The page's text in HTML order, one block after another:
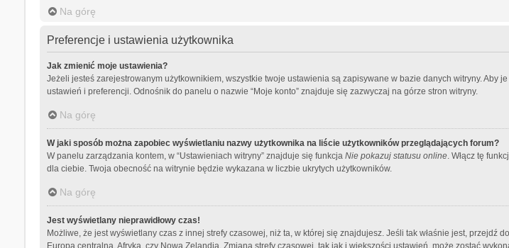
Na górę
Preferencje i ustawienia użytkownika
Jak zmienić moje ustawienia?
Jeżeli jesteś zarejestrowanym użytkownikiem, wszystkie twoje ustawienia są zapisywane w bazie danych witryny.
ustawień i preferencji. Odnośnik do panelu o nazwie “Moje konto” znajduje się zazwyczaj na górze stron witryny.
Na górę
W jaki sposób można zapobiec wyświetlaniu nazwy użytkownika na liście użytkowników przeglądających forum?
W panelu zarządzania kontem, w “Ustawieniach witryny” znajduje się funkcja Nie pokazuj statusu online. Włącz tę
dla ciebie. Twoja obecność na witrynie będzie wykazana w liczbie ukrytych użytkowników.
Na górę
Jest wyświetlany nieprawidłowy czas!
Możliwe, że jest wyświetlany czas z innej strefy czasowej, niż ta, w której się znajdujesz. Jeśli tak właśnie jest,
Europa centralna, Afryka, czy Nowa Zelandia. Zmiana strefy czasowej, tak jak i większości ustawień, może zostać